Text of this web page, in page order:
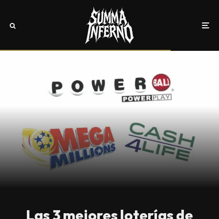
Las 3 mejores loterías de